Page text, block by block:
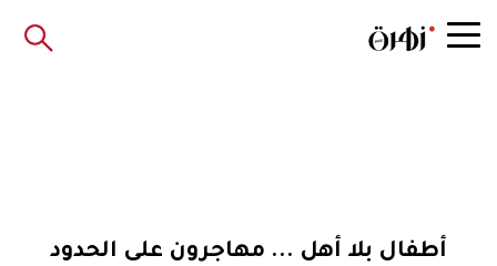
أطفال بلا أهل ... مهاجرون على الحدود